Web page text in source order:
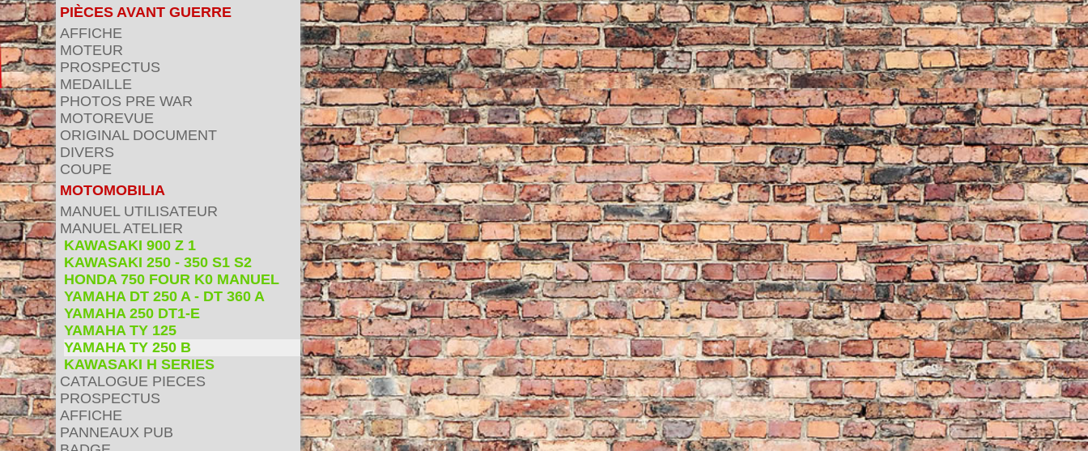
PIÈCES AVANT GUERRE
AFFICHE
MOTEUR
PROSPECTUS
MEDAILLE
PHOTOS PRE WAR
MOTOREVUE
ORIGINAL DOCUMENT
DIVERS
COUPE
MOTOMOBILIA
MANUEL UTILISATEUR
MANUEL ATELIER
KAWASAKI 900 Z 1
KAWASAKI 250 - 350 S1 S2
HONDA 750 FOUR K0 MANUEL
YAMAHA DT 250 A - DT 360 A
YAMAHA 250 DT1-E
YAMAHA TY 125
YAMAHA TY 250 B
KAWASAKI H SERIES
CATALOGUE PIECES
PROSPECTUS
AFFICHE
PANNEAUX PUB